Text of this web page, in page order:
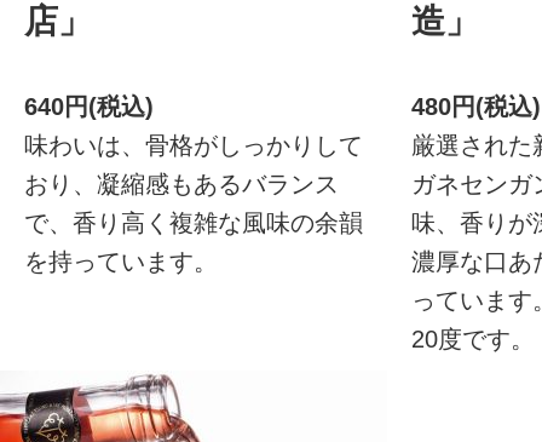
店」
640円(税込)
味わいは、骨格がしっかりして
おり、凝縮感もあるバランス
で、香り高く複雑な風味の余韻
を持っています。
造」
480円(税込)
厳選された
ガネセンガ
味、香りが
濃厚な口あ
っています
20度です。